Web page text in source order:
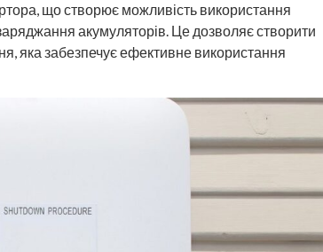
що створює можливість використання
акумуляторів. Це дозволяє створити
яка забезпечує ефективне використання